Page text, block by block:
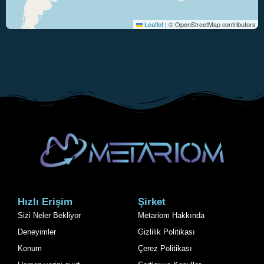
Leaflet | © OpenStreetMap contributors
Hızlı Erişim
Sizi Neler Bekliyor
Deneyimler
Konum
Şirket
Metariom Hakkında
Gizlilik Politikası
Çerez Politikası